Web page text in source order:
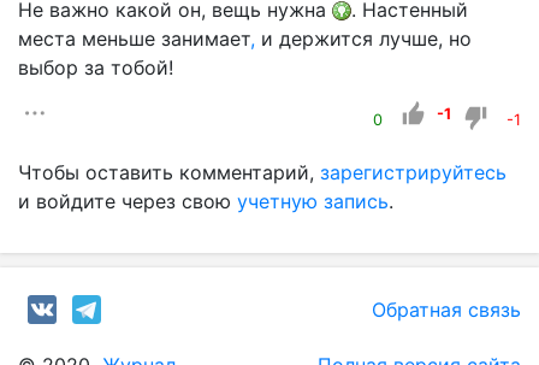
Не важно какой он, вещь нужна
. Настенный
места меньше занимает, и держится лучше, но
выбор за тобой!
0 -1 -1
Чтобы оставить комментарий, зарегистрируйтесь
и войдите через свою учетную запись.
Обратная связь